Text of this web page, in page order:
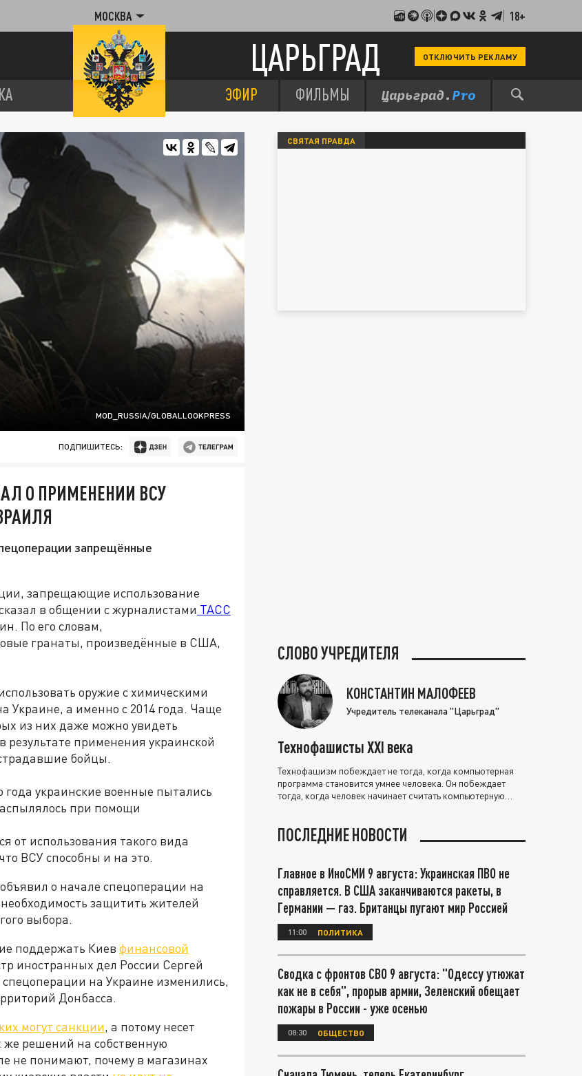
МОСКВА 18+
ЦАРЬГРАД ОТКЛЮЧИТЬ РЕКЛАМУ
ЭФИР ФИЛЬМЫ
MOD_RUSSIA/GLOBALLOOKPRESS
ПОДПИШИТЕСЬ:
О ПРИМЕНЕНИИ ВСУ
запрещённые
запрещающие использование
в общении с журналистами ТАСС
По его словам,
гранаты, произведённые в США,
оружие с химическими
Украине, а именно с 2014 года. Чаще
из них даже можно увидеть
результате применения украинской
бойцы.
украинские военные пытались
при помощи
от использования такого вида
ВСУ способны и на это.
о начале спецоперации на
защитить жителей
выбора.
поддержать Киев финансовой
иностранных дел России Сергей
на Украине изменились,
Донбасса.
могут санкции, а потому несет
же решений на собственную
не понимают, почему в магазинах
СВЯТАЯ ПРАВДА
СЛОВО УЧРЕДИТЕЛЯ
КОНСТАНТИН МАЛОФЕЕВ
Учредитель телеканала "Царьград"
Технофашисты XXI века
Технофашизм побеждает не тогда, когда компьютерная
программа становится умнее человека. Он побеждает
тогда, когда человек начинает считать компьютерную
ПОСЛЕДНИЕ НОВОСТИ
Главное в ИноСМИ 9 августа: Украинская ПВО не
справляется. В США заканчиваются ракеты, в
Германии — газ. Британцы пугают мир Россией
11:00 ПОЛИТИКА
Сводка с фронтов СВО 9 августа: "Одессу утюжат
как не в себя", прорыв армии, Зеленский обещает
пожары в России - уже осенью
08:30 ОБЩЕСТВО